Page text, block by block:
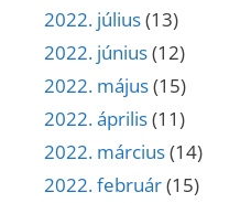
2022. július(13)
2022. június(12)
2022. május(15)
2022. április(11)
2022. március(14)
2022. február(15)